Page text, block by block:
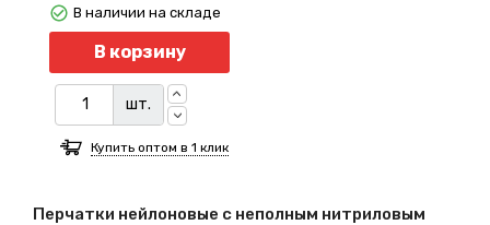
Перчатки нейлоновые с неполным нитриловым
В корзину
шт.
В наличии на складе
Купить оптом в 1 клик